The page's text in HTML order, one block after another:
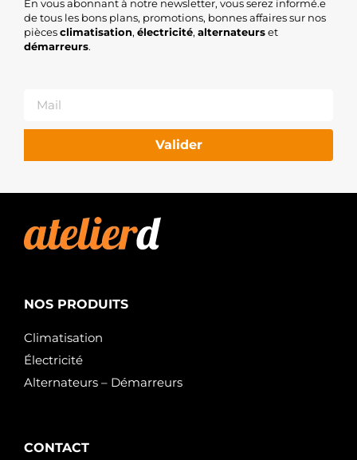
En vous abonnant à notre newsletter, vous serez informé.e
de tous les bons plans, promotions, bonnes affaires sur nos
piècesclimatisation, électricité, alternateurset
démarreurs.
Valider
NOS PRODUITS
Climatisation
Électricité
Alternateurs – Démarreurs
CONTACT